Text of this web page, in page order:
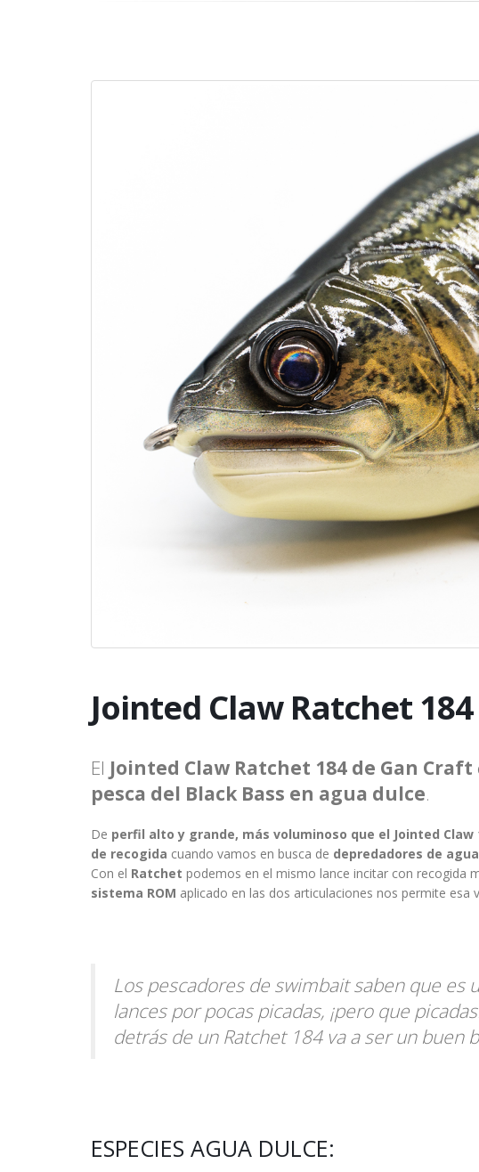
Jointed Claw Ratchet 184
El Jointed Claw Ratchet 184 de Gan Craft
pesca del Black Bass en agua dulce.
De perfil alto y grande, más voluminoso que el Jointed Claw
de recogida cuando vamos en busca de depredadores de
Con el Ratchet podemos en el mismo lance incitar con recogida
sistema ROM aplicado en las dos articulaciones nos permite esa
Los pescadores de swimbait saben que es
lances por pocas picadas, ¡pero que
detrás de un Ratchet 184 va a ser un buen
ESPECIES AGUA DULCE: